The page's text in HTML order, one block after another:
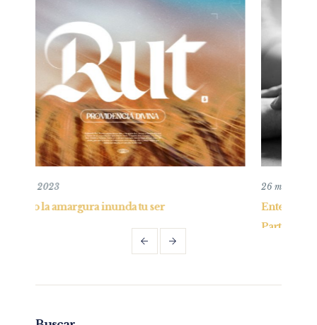
26 mayo, 2019
Entendiendo y practicando el perdón bíblico –